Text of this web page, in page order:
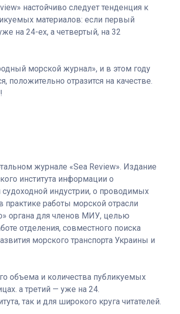
настойчиво следует тенденция к
материалов: если первый
на 24-ех, а четвертый, на 32
морской журнал», и в этом году
положительно отразится на качестве.
журнале «Sea Review». Издание
института информации о
индустрии, о проводимых
практике работы морской отрасли
органа для членов МИУ, целью
отделения, совместного поиска
морского транспорта Украины и
объема и количества публикуемых
а третий — уже на 24.
так и для широкого круга читателей.